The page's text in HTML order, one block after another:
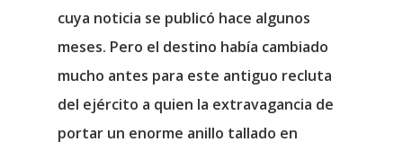
cuya noticia se publicó hace algunos
meses. Pero el destino había cambiado
mucho antes para este antiguo recluta
del ejército a quien la extravagancia de
portar un enorme anillo tallado en